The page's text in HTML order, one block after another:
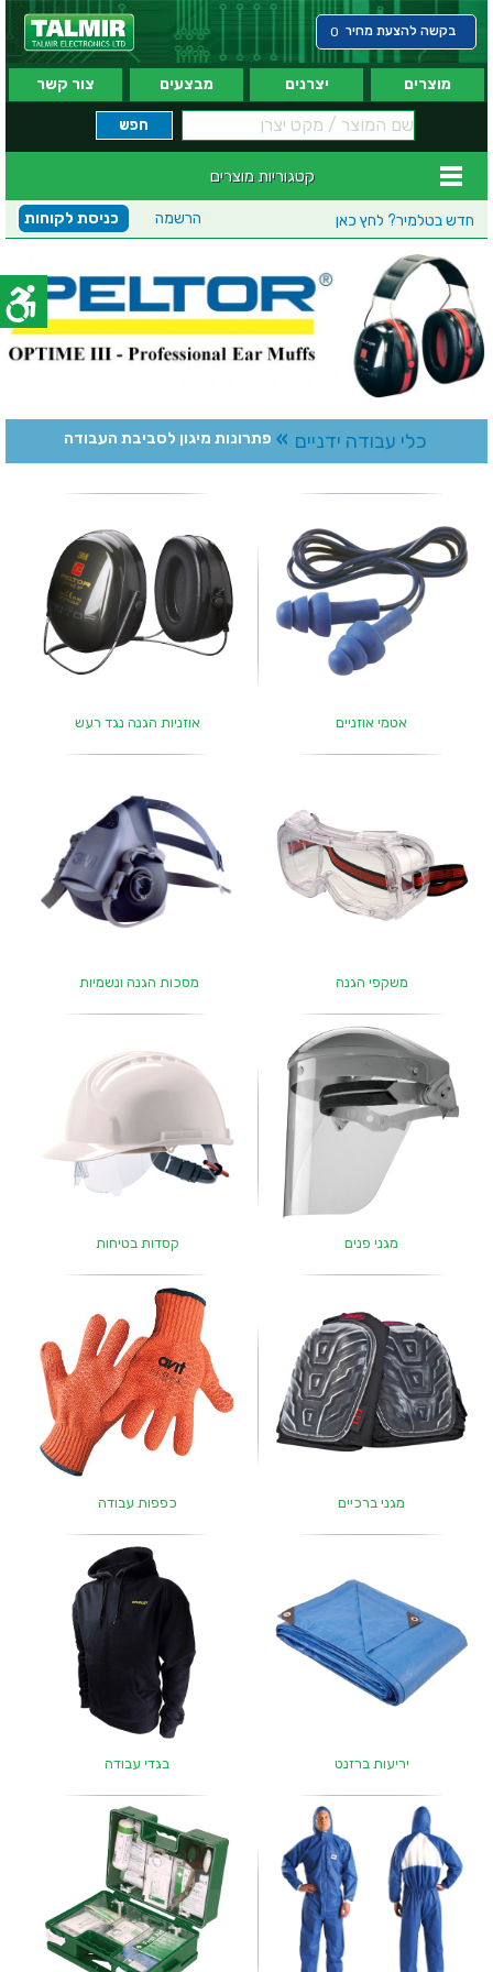
בקשה להצעת מחיר 0
מוצרים יצרנים מבצעים צור קשר
קטגוריות מוצרים
חדש בטלמיר? לחץ כאן כניסת לקוחות הרשמה
כלי עבודה ידניים » פתרונות מיגון לסביבת העבודה
אטמי אוזניים אוזניות הגנה נגד רעש
משקפי הגנה מסכות הגנה ונשמיות
מגני פנים קסדות בטיחות
מגני ברכיים כפפות עבודה
יריעות ברזנט בגדי עבודה